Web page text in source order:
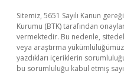
Sitemiz, 5651 Sayılı Kanun
Kurumu (BTK) tarafından
vermektedir. Bu nedenle,
veya araştırma
yazdıkları içeriklerin
bu sorumluluğu kabul etmiş